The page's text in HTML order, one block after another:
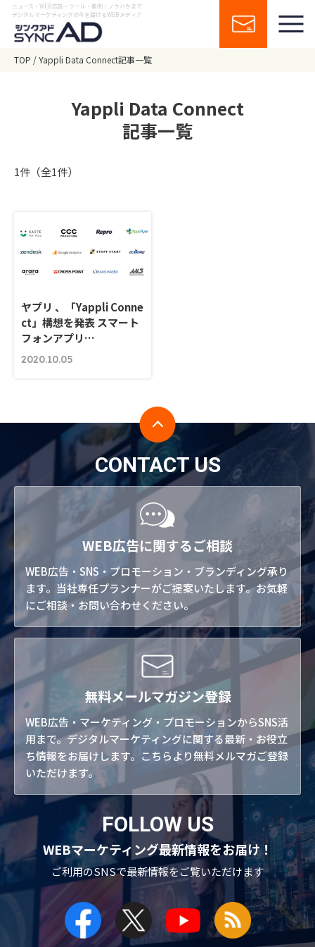
ニュース・WEB広告・ツール・事例・ノウハウまで
デジタルマーケティングの今を届けるWEBメディア
TOP Yappli Data Connect記事一覧
Yappli Data Connect
記事一覧
1件（全1件）
ヤプリ 、「Yappli Conne
ct」構想を発表 スマート
フォンアプリ…
2020.10.05
CONTACT US
WEB広告に関するご相談
WEB広告・SNS・プロモーション・ブランディング承り
ます。当社専任プランナーがご提案いたします。お気軽
にご相談・お問い合わせください。
無料メールマガジン登録
WEB広告・マーケティング・プロモーションからSNS活
用まで。デジタルマーケティングに関する最新・お役立
ち情報をお届けします。こちらより無料メルマガご登録
いただけます。
FOLLOW US
WEBマーケティング最新情報をお届け！
ご利用のSNSで最新情報をご覧いただけます